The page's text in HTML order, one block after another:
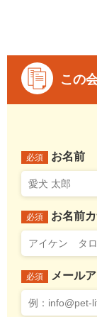
この
必須 お名前
必須 お名前
必須 メール